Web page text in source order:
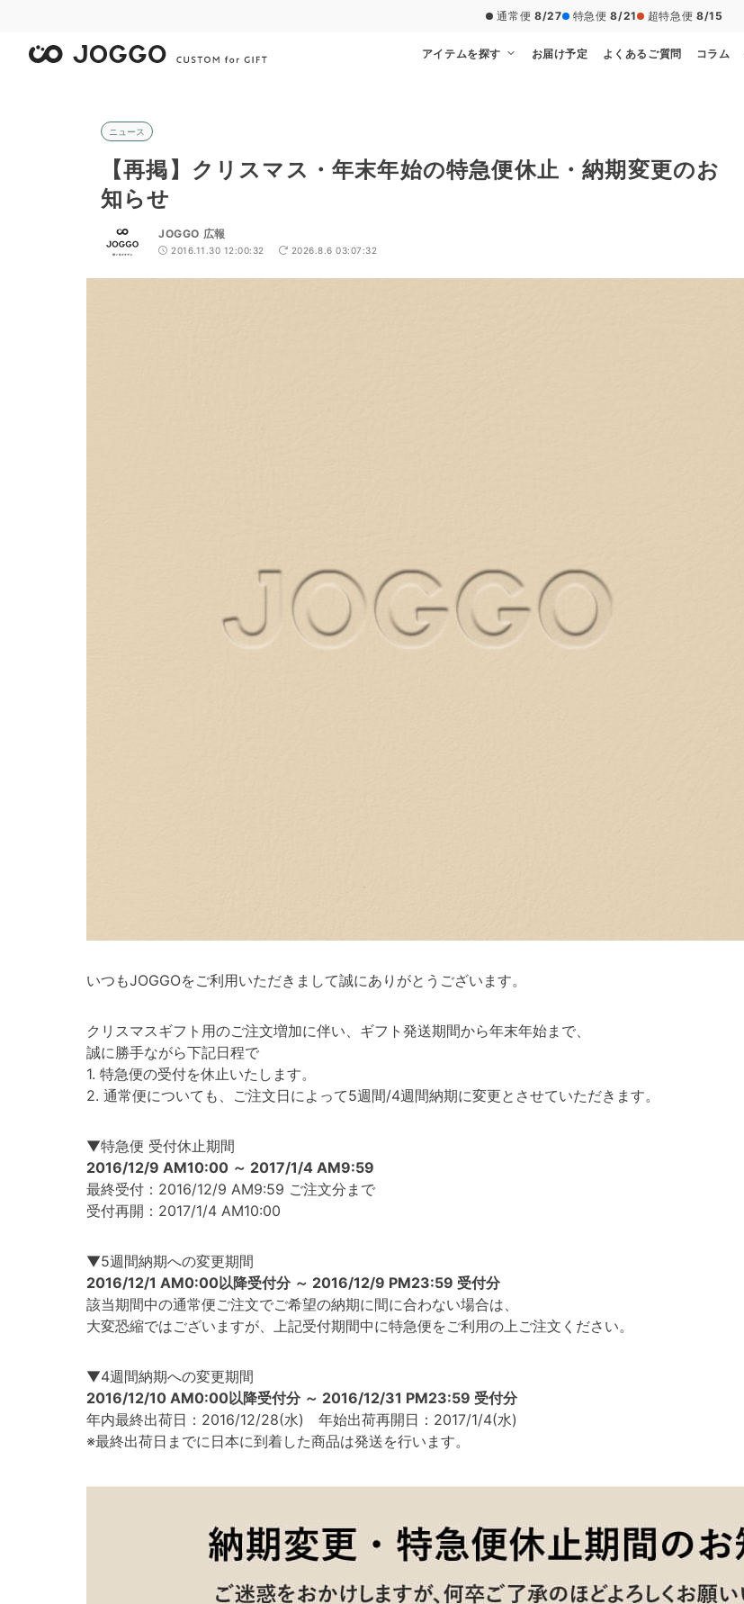
通常便 8/27 特急便 8/21 超特急便 8/15
アイテムを探す お届け予定 よくあるご質問 コラム
ニュース
【再掲】クリスマス・年末年始の特急便休止・納期変更のお
知らせ
JOGGO 広報
2016.11.30 12:00:32 2026.8.6 03:07:32
いつもJOGGOをご利用いただきまして誠にありがとうございます。
クリスマスギフト用のご注文増加に伴い、ギフト発送期間から年末年始まで、
誠に勝手ながら下記日程で
1. 特急便の受付を休止いたします。
2. 通常便についても、ご注文日によって5週間/4週間納期に変更とさせていただきます。
▼特急便 受付休止期間
2016/12/9 AM10:00 ～ 2017/1/4 AM9:59
最終受付：2016/12/9 AM9:59 ご注文分まで
受付再開：2017/1/4 AM10:00
▼5週間納期への変更期間
2016/12/1 AM0:00以降受付分 ～ 2016/12/9 PM23:59 受付分
該当期間中の通常便ご注文でご希望の納期に間に合わない場合は、
大変恐縮ではございますが、上記受付期間中に特急便をご利用の上ご注文ください。
▼4週間納期への変更期間
2016/12/10 AM0:00以降受付分 ～ 2016/12/31 PM23:59 受付分
年内最終出荷日：2016/12/28(水) 年始出荷再開日：2017/1/4(水)
※最終出荷日までに日本に到着した商品は発送を行います。